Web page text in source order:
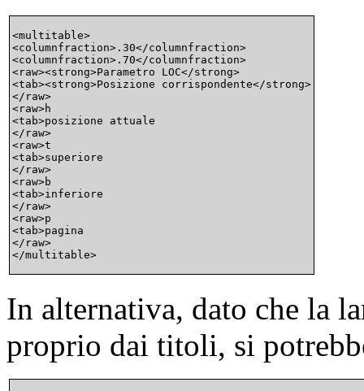
<multitable>
<columnfraction>.30</columnfraction>
<columnfraction>.70</columnfraction>
<raw><strong>Parametro LOC</strong>
<tab><strong>Posizione corrispondente</strong>
</raw>
<raw>h
<tab>posizione attuale
</raw>
<raw>t
<tab>superiore
</raw>
<raw>b
<tab>inferiore
</raw>
<raw>p
<tab>pagina
</raw>
In alternativa, dato che la
proprio dai titoli, si